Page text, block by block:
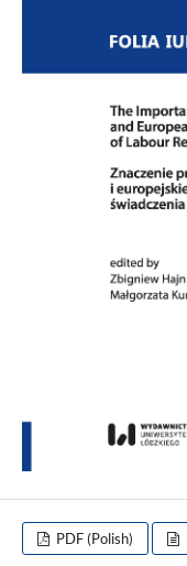
PDF (Polish)